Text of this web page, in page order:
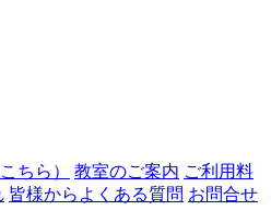
ちら） 教室のご案内 ご利用料
皆様からよくある質問 お問合せ